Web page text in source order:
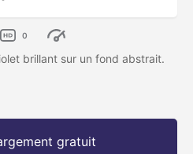
0
brillant sur un fond abstrait.
gratuit